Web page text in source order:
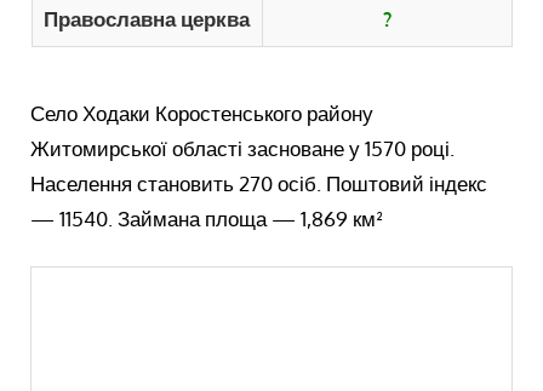
Православна церква ?
Село Ходаки Коростенського району
Житомирської області засноване у 1570 році.
Населення становить 270 осіб. Поштовий індекс
— 11540. Займана площа — 1,869 км²